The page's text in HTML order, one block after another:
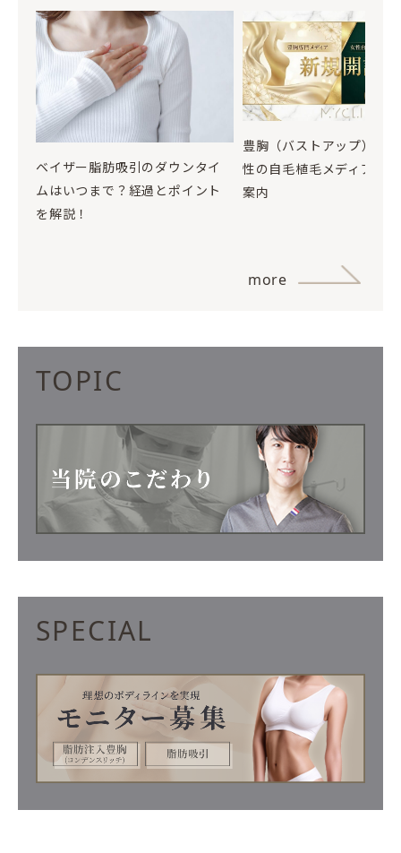
ベイザー脂肪吸引のダウンタイ
ムはいつまで？経過とポイント
を解説！
豊胸（バストアップ）お
性の自毛植毛メディア開
案内
more
TOPIC
SPECIAL